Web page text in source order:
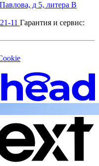
д 5, литера В
11 Гарантия и сервис: